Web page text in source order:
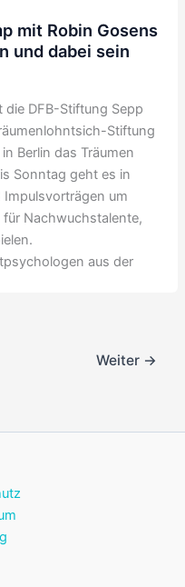
mit Robin Gosens
und dabei sein
die DFB-Stiftung Sepp
Stiftung
Berlin das Träumen
Sonntag geht es in
um
Nachwuchstalente,
aus der
Weiter →